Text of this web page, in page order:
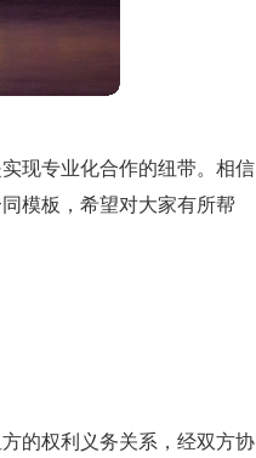
现专业化合作的纽带。相信
模板，希望对大家有所帮
的权利义务关系，经双方协